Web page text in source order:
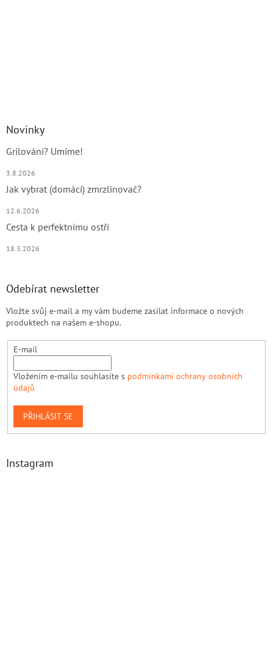
Novinky
Grilování? Umíme!
3.8.2026
Jak vybrat (domácí) zmrzlinovač?
12.6.2026
Cesta k perfektnímu ostří
18.3.2026
Odebírat newsletter
Vložte svůj e-mail a my vám budeme zasílat informace o nových
produktech na našem e-shopu.
E-mail
Vložením e-mailu souhlasíte s podmínkami ochrany osobních
údajů
PŘIHLÁSIT SE
Instagram